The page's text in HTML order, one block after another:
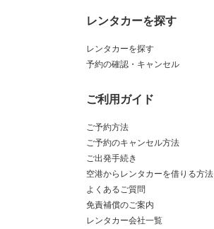
レンタカーを探す
レンタカーを探す
予約の確認・キャンセル
ご利用ガイド
ご予約方法
ご予約のキャンセル方法
ご出発手続き
空港からレンタカーを借りる方法
よくあるご質問
免責補償のご案内
レンタカー会社一覧